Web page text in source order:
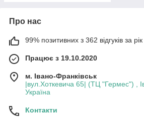
Про нас
99% позитивних з 362 відгуків за рік
Працює з 19.10.2020
м. Івано-Франківськ
|вул.Хоткевича 65| (ТЦ "Гермес") ,
Україна
Контакти